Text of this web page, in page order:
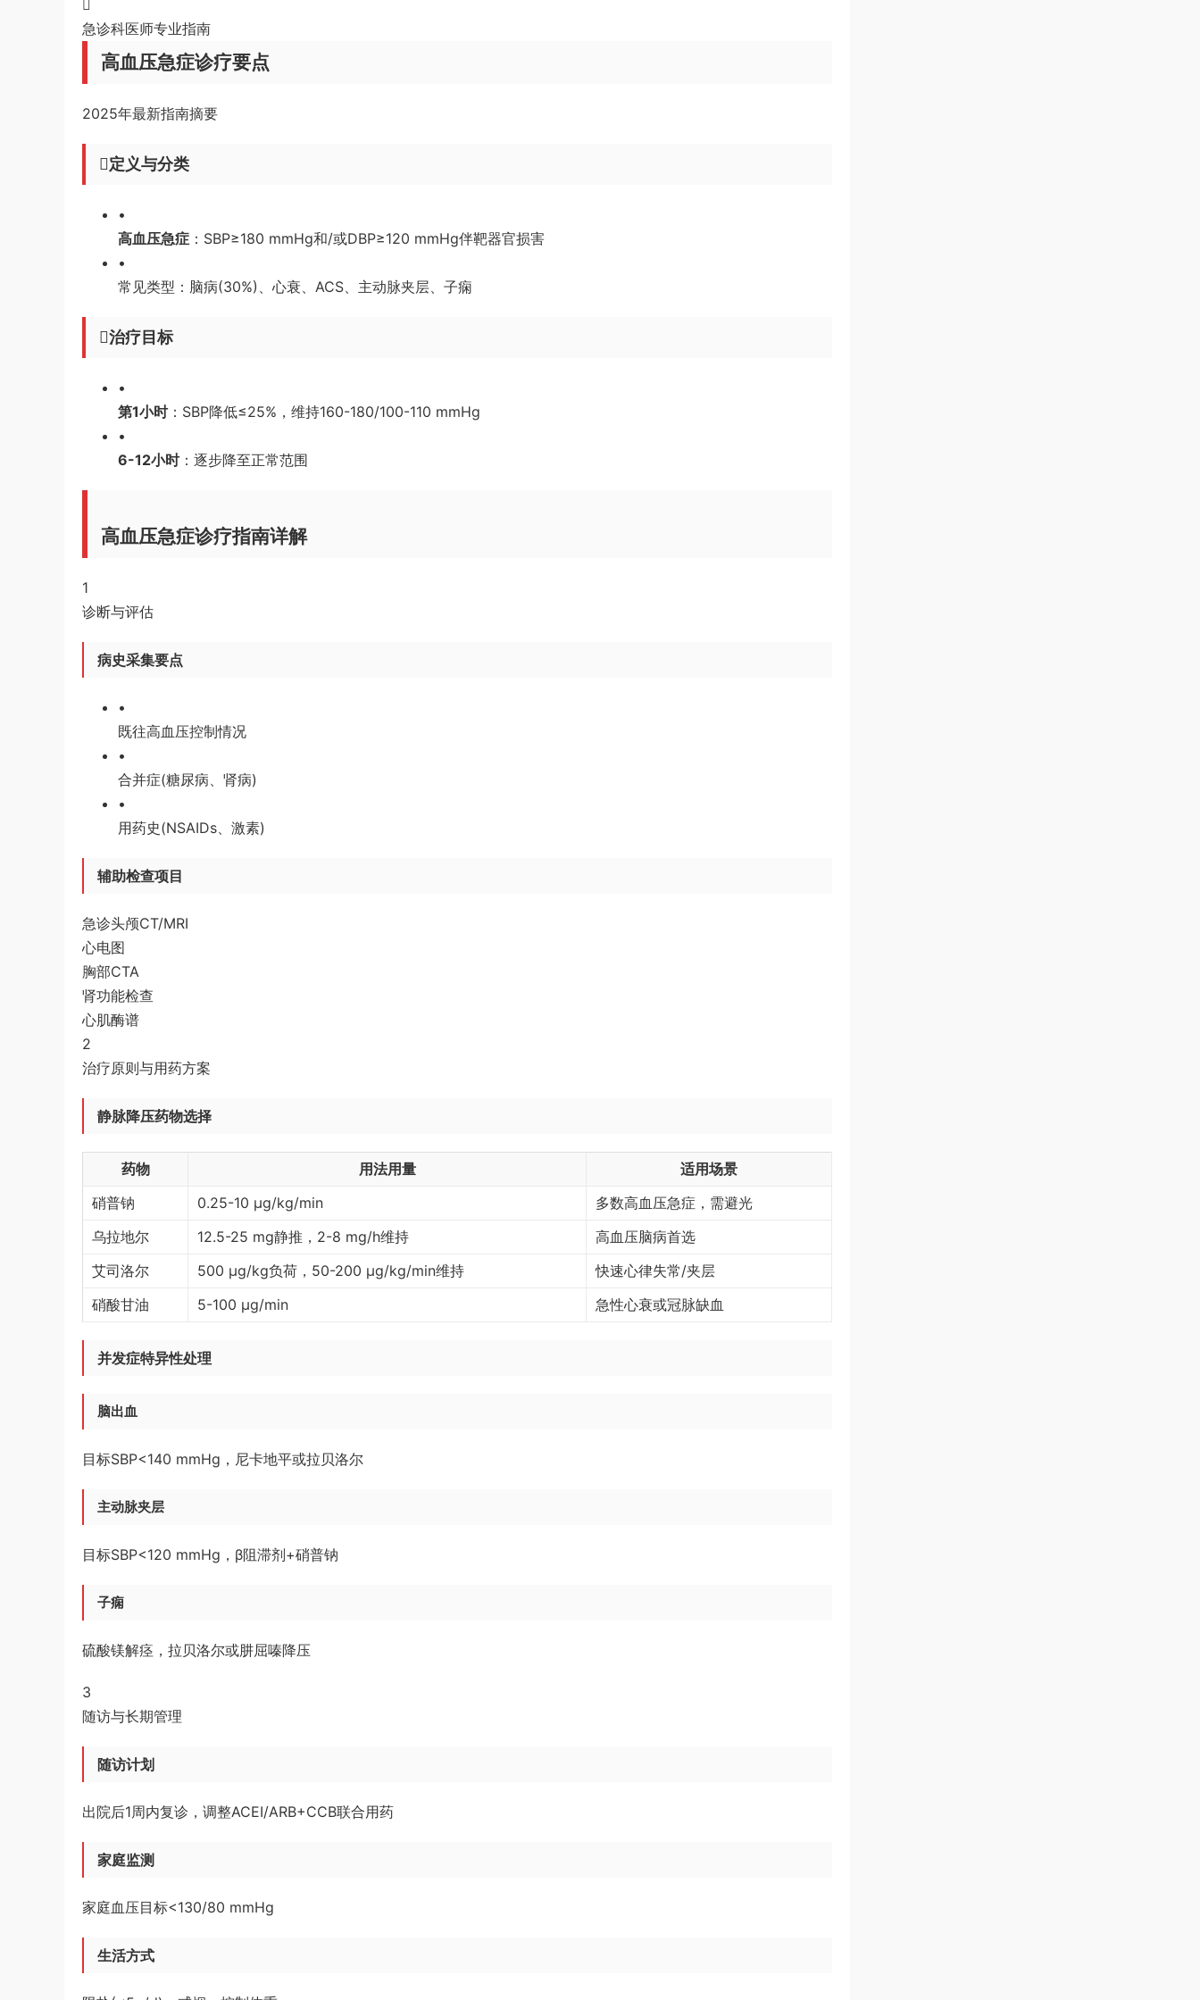
急诊科医师专业指南
高血压急症诊疗要点
2025年最新指南摘要
定义与分类
•
高血压急症 ：SBP≥180 mmHg和/或DBP≥120 mmHg伴靶器官损害
•
常见类型：脑病(30%)、心衰、ACS、主动脉夹层、子痫
治疗目标
•
第1小时：SBP降低≤25%，维持160-180/100-110 mmHg
•
6-12小时：逐步降至正常范围
高血压急症诊疗指南详解
1
诊断与评估
病史采集要点
•
既往高血压控制情况
•
合并症(糖尿病、肾病)
•
用药史(NSAIDs、激素)
辅助检查项目
急诊头颅CT/MRI
心电图
胸部CTA
肾功能检查
心肌酶谱
2
治疗原则与用药方案
静脉降压药物选择
药物 用法用量
适用场景
硝普钠
0.25-10 μg/kg/min
多数高血压急症，需避光
乌拉地尔
12.5-25 mg静推，2-8 mg/h维持
高血压脑病首选
艾司洛尔
500 μg/kg负荷，50-200 μg/kg/min维持
快速心律失常/夹层
硝酸甘油
5-100 μg/min 急性心衰或冠脉缺血
并发症特异性处理
脑出血
目标SBP<140 mmHg，尼卡地平或拉贝洛尔
主动脉夹层
目标SBP<120 mmHg，β阻滞剂+硝普钠
子痫
硫酸镁解痉，拉贝洛尔或肼屈嗪降压
3
随访与长期管理
随访计划
出院后1周内复诊，调整ACEI/ARB+CCB联合用药
家庭监测
家庭血压目标<130/80 mmHg
生活方式